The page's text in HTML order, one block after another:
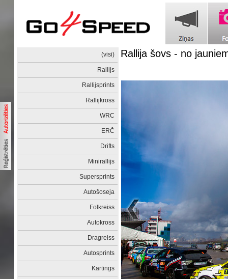
(visi)
Rallijs
Rallijsprints
Rallijkross
WRC
ERČ
Drifts
Minirallijs
Supersprints
Autošoseja
Folkreiss
Autokross
Dragreiss
Autosprints
Kartings
Rallija šovs - no